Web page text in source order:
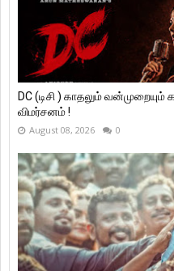
DC (டிசி ) காதலும்
விமர்சனம் !
August 08, 2026 0